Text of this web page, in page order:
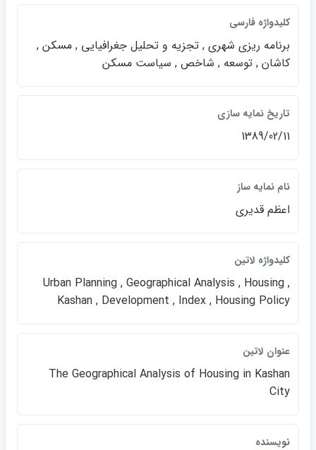
كليدواژه فارسي
برنامه ريزي شهري , تجزيه و تحليل جغرافيايي , مسكن ,
كاشان , توسعه , شاخص , سياست مسكن
تاريخ نمايه سازي
1389/02/11
نام نمايه ساز
اعظم قديري
كليدواژه لاتين
Urban Planning , Geographical Analysis , Housing ,
Kashan , Development , Index , Housing Policy
عنوان لاتين
The Geographical Analysis of Housing in Kashan
City
نويسنده